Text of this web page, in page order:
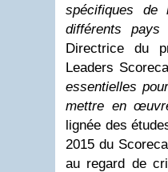
spécifiques de
différents
Directrice du
Leaders
essentielles
mettre en
lignée des
2015 du
au regard de